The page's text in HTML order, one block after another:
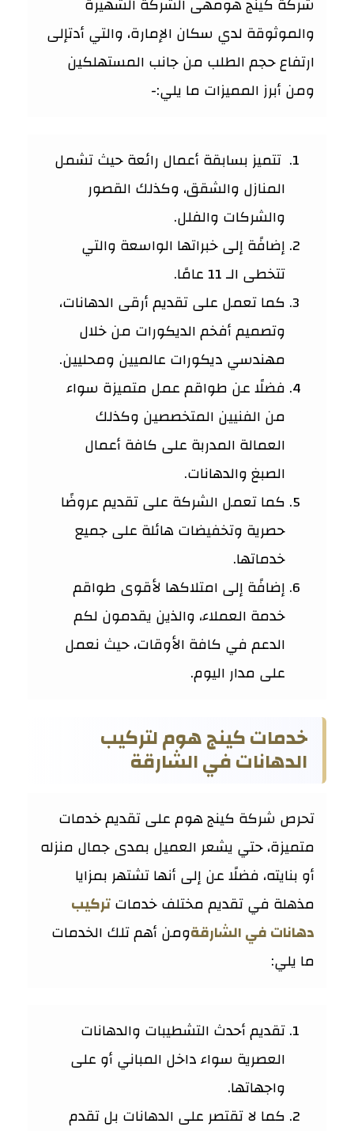
شركة كينج هومهى الشركة الشهيرة
والموثوقة لدي سكان الإمارة، والتي أدتإلى
ارتفاع حجم الطلب من جانب المستهلكين
ومن أبرز المميزات ما يلي:-
تتميز بسابقة أعمال رائعة حيث تشمل
المنازل والشقق، وكذلك القصور
والشركات والفلل.
إضافًة إلى خبراتها الواسعة والتي
تتخطى الـ 11 عامًا.
كما تعمل على تقديم أرقى الدهانات،
وتصميم أفخم الديكورات من خلال
مهندسي ديكورات عالميين ومحليين.
فضلًا عن طواقم عمل متميزة سواء
من الفنيين المتخصصين وكذلك
العمالة المدربة على كافة أعمال
الصبغ والدهانات.
كما تعمل الشركة على تقديم عروضًا
حصرية وتخفيضات هائلة على جميع
خدماتها.
إضافًة إلى امتلاكها لأقوى طواقم
خدمة العملاء، والذين يقدمون لكم
الدعم في كافة الأوقات، حيث نعمل
على مدار اليوم.
خدمات كينج هوم لتركيب
الدهانات في الشارقة
تحرص شركة كينج هوم على تقديم خدمات
متميزة، حتي يشعر العميل بمدى جمال منزله
أو بنايته، فضلًا عن إلى أنها تشتهر بمزايا
مذهلة في تقديم مختلف خدماتتركيب
دهانات في الشارقةومن أهم تلك الخدمات
ما يلي:
تقديم أحدث التشطيبات والدهانات
العصرية سواء داخل المباني أو على
واجهاتها.
كما لا تقتصر على الدهانات بل تقدم